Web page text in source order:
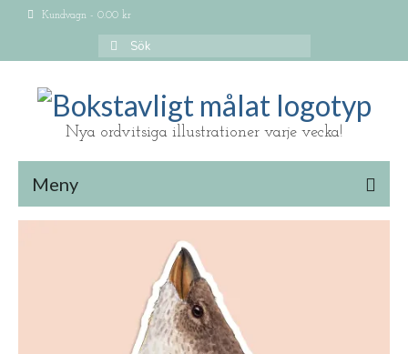
Kundvagn - 0.00 kr
Search
for:
Nya ordvitsiga illustrationer varje vecka!
Meny